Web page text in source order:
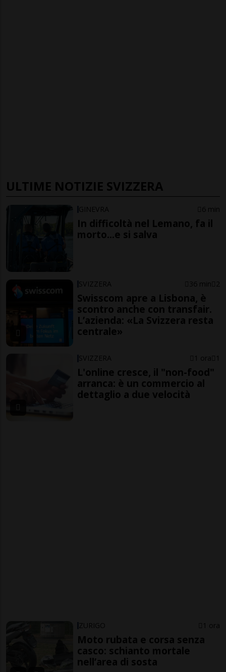
ULTIME NOTIZIE SVIZZERA
GINEVRA 6 min
In difficoltà nel Lemano, fa il
morto...e si salva
SVIZZERA 36 min 2
Swisscom apre a Lisbona, è
scontro anche con transfair.
L’azienda: «La Svizzera resta
centrale»
SVIZZERA 1 ora 1
L'online cresce, il "non-food"
arranca: è un commercio al
dettaglio a due velocità
ZURIGO 1 ora
Moto rubata e corsa senza
casco: schianto mortale
nell’area di sosta